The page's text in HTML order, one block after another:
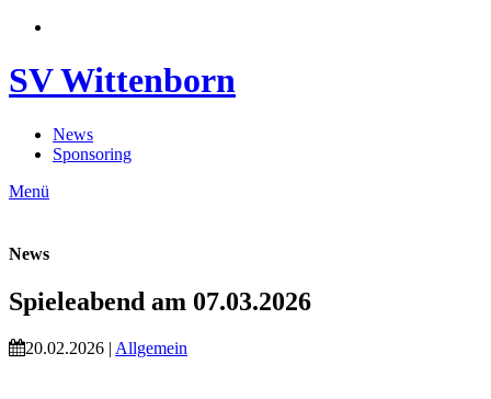
SV Wittenborn
News
Sponsoring
Menü
News
Spieleabend am 07.03.2026
20.02.2026 | Allgemein